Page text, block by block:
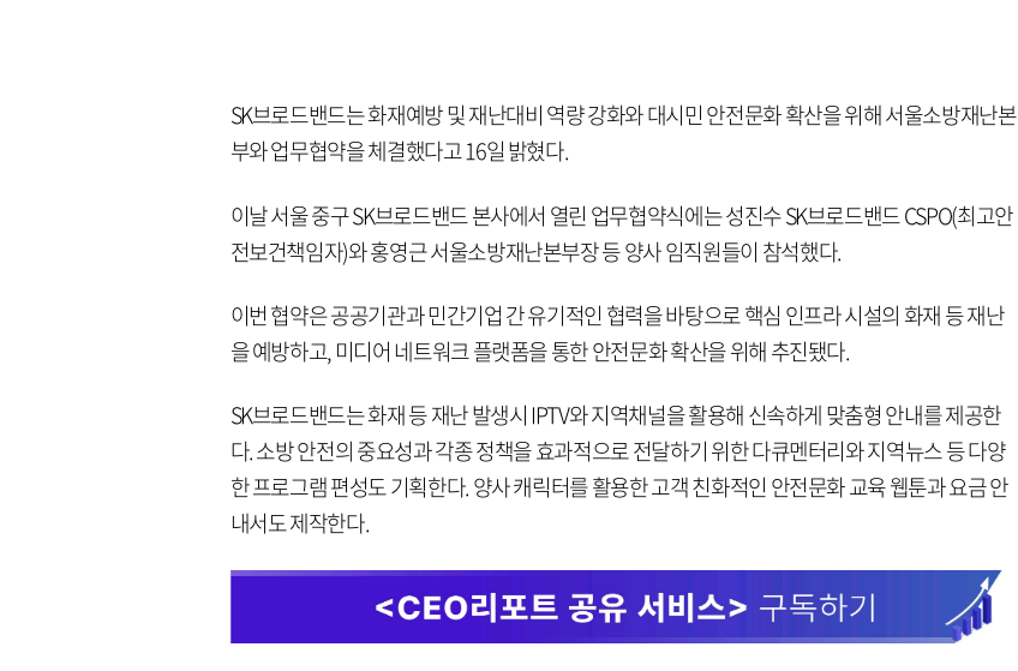
SK브로드밴드는 화재예방 및 재난대비 역량 강화와 대시민 안전문화 확산을 위해 서울소방재난본
부와 업무협약을 체결했다고 16일 밝혔다.
이날 서울 중구 SK브로드밴드 본사에서 열린 업무협약식에는 성진수 SK브로드밴드 CSPO(최고안
전보건책임자)와 홍영근 서울소방재난본부장 등 양사 임직원들이 참석했다.
이번 협약은 공공기관과 민간기업 간 유기적인 협력을 바탕으로 핵심 인프라 시설의 화재 등 재난
을 예방하고, 미디어 네트워크 플랫폼을 통한 안전문화 확산을 위해 추진됐다.
SK브로드밴드는 화재 등 재난 발생시 IPTV와 지역채널을 활용해 신속하게 맞춤형 안내를 제공한
다. 소방 안전의 중요성과 각종 정책을 효과적으로 전달하기 위한 다큐멘터리와 지역뉴스 등 다양
한 프로그램 편성도 기획한다. 양사 캐릭터를 활용한 고객 친화적인 안전문화 교육 웹툰과 요금 안
내서도 제작한다.